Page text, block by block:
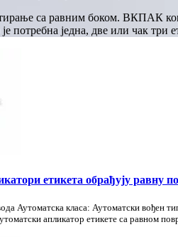
са равним боком. ВКПАК
је потребна једна, две или чак
етикета обрађују равну
Аутоматска класа: Аутоматски
апликатор етикете са равном